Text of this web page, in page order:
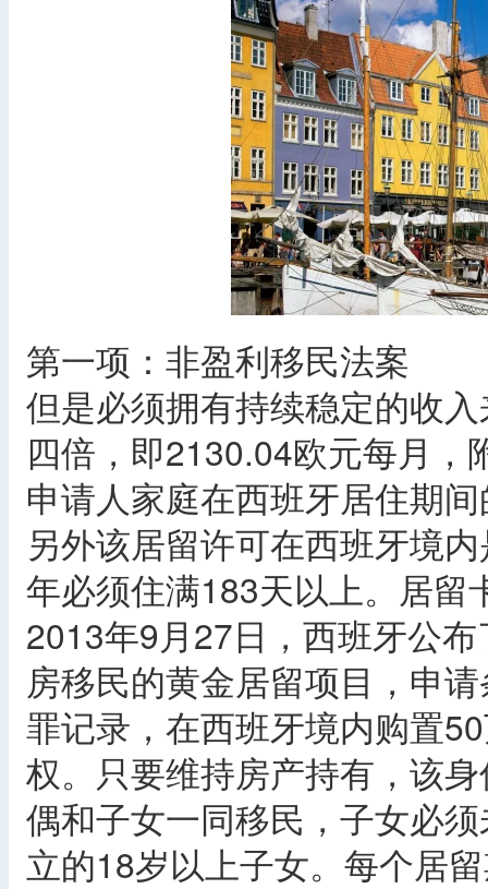
第一项：非盈利移民法案
但是必须拥有持续稳定的收
四倍，即2130.04欧元每月
申请人家庭在西班牙居住期
另外该居留许可在西班牙境
年必须住满183天以上。居留
2013年9月27日，西班牙公
房移民的黄金居留项目，申
罪记录，在西班牙境内购置
权。只要维持房产持有，该
偶和子女一同移民，子女必
立的18岁以上子女。每个居